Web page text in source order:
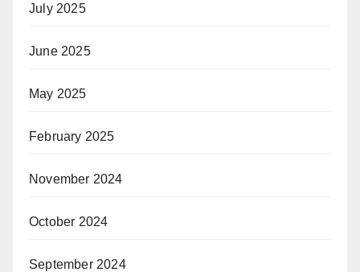
July 2025
June 2025
May 2025
February 2025
November 2024
October 2024
September 2024